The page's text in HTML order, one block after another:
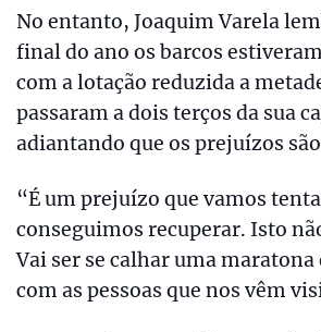
No entanto, Joaquim Varela
final do ano os barcos
com a lotação reduzida a
passaram a dois terços da sua
adiantando que os prejuízos
“É um prejuízo que vamos
conseguimos recuperar. Isto
Vai ser se calhar uma maratona
com as pessoas que nos vêm